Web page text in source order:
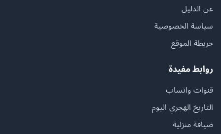
عن الدليل
سياسة الخصوصية
خريطة الموقع
روابط مفيدة
قنوات واتساب
التاريخ الهجري اليوم
ضيافة منزلية